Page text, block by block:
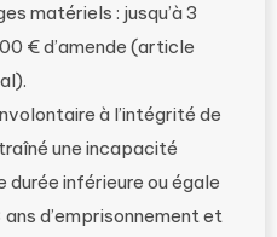
matériels : jusqu’à 3
€ d’amende (article
à l’intégrité de
une incapacité
durée inférieure ou égale
ans d’emprisonnement et